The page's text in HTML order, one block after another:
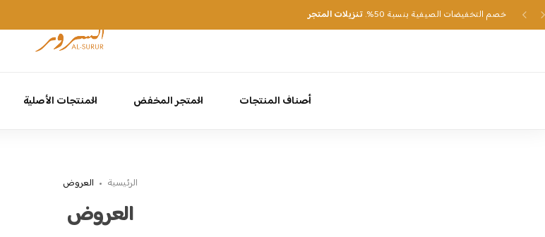
خصم التخفيضات الصيفية بنسبة 50%. تنزيلات المتجر
أصناف المنتجات المتجر المخفض المنتجات الأصلية
الرئيسية العروض
العروض